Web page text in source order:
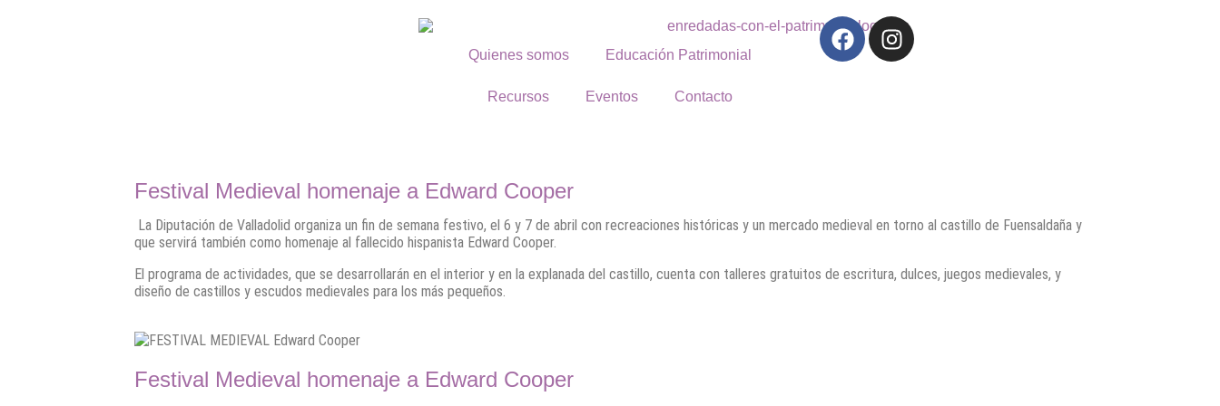
Quienes somos Educación Patrimonial
Recursos Eventos Contacto
Festival Medieval homenaje a Edward Cooper
La Diputación de Valladolid organiza un fin de semana festivo, el 6 y 7 de abril con recreaciones históricas y un mercado medieval en torno al castillo de Fuensaldaña y
que servirá también como homenaje al fallecido hispanista Edward Cooper.
El programa de actividades, que se desarrollarán en el interior y en la explanada del castillo, cuenta con talleres gratuitos de escritura, dulces, juegos medievales, y
diseño de castillos y escudos medievales para los más pequeños.
Festival Medieval homenaje a Edward Cooper